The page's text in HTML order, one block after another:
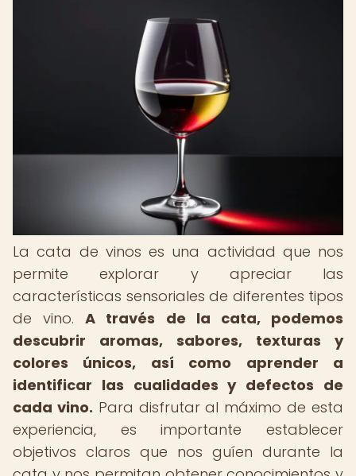
La cata de vinos es una actividad que nos
permite explorar y apreciar las
características sensoriales de diferentes tipos
de vino.A través de la cata, podemos
descubrir aromas, sabores, texturas y
colores únicos, así como aprender a
identificar las cualidades y defectos de
cada vino. Para disfrutar al máximo de esta
experiencia, es importante establecer
objetivos claros que nos guíen durante la